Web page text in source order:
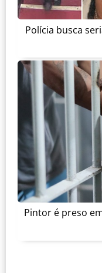
Polícia busca
Pintor é preso